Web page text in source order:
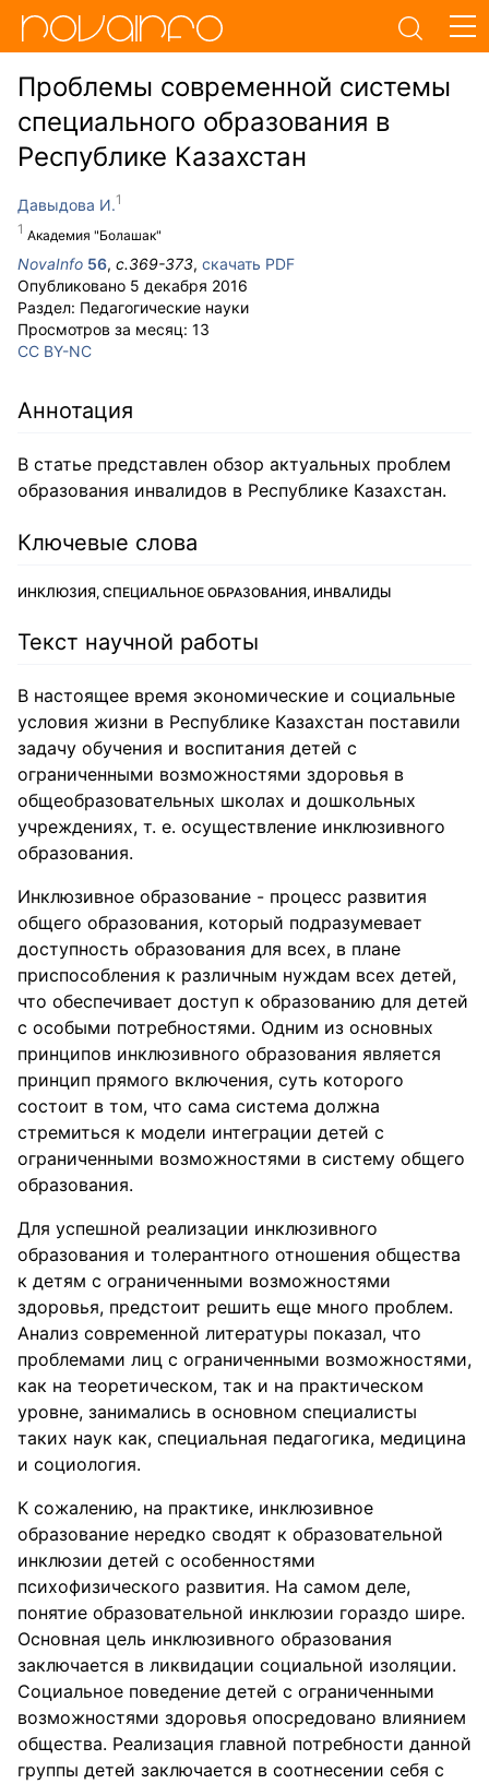
Проблемы современной системы
специального образования в
Республике Казахстан
Давыдова И.
Академия "Болашак"
NovaInfo 56, с.369-373, скачать PDF
Опубликовано 5 декабря 2016
Раздел: Педагогические науки
Просмотров за месяц: 13
CC BY-NC
Аннотация
В статье представлен обзор актуальных проблем
образования инвалидов в Республике Казахстан.
Ключевые слова
ИНКЛЮЗИЯ, СПЕЦИАЛЬНОЕ ОБРАЗОВАНИЯ, ИНВАЛИДЫ
Текст научной работы
В настоящее время экономические и социальные
условия жизни в Республике Казахстан поставили
задачу обучения и воспитания детей с
ограниченными возможностями здоровья в
общеобразовательных школах и дошкольных
учреждениях, т. е. осуществление инклюзивного
образования.
Инклюзивное образование - процесс развития
общего образования, который подразумевает
доступность образования для всех, в плане
приспособления к различным нуждам всех детей,
что обеспечивает доступ к образованию для детей
с особыми потребностями. Одним из основных
принципов инклюзивного образования является
принцип прямого включения, суть которого
состоит в том, что сама система должна
стремиться к модели интеграции детей с
ограниченными возможностями в систему общего
образования.
Для успешной реализации инклюзивного
образования и толерантного отношения общества
к детям с ограниченными возможностями
здоровья, предстоит решить еще много проблем.
Анализ современной литературы показал, что
проблемами лиц с ограниченными возможностями,
как на теоретическом, так и на практическом
уровне, занимались в основном специалисты
таких наук как, специальная педагогика, медицина
и социология.
К сожалению, на практике, инклюзивное
образование нередко сводят к образовательной
инклюзии детей с особенностями
психофизического развития. На самом деле,
понятие образовательной инклюзии гораздо шире.
Основная цель инклюзивного образования
заключается в ликвидации социальной изоляции.
Социальное поведение детей с ограниченными
возможностями здоровья опосредовано влиянием
общества. Реализация главной потребности данной
группы детей заключается в соотнесении себя с